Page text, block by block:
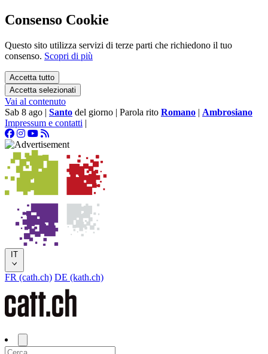
Consenso Cookie
Questo sito utilizza servizi di terze parti che richiedono il tuo
consenso. Scopri di più
Accetta tutto
Accetta selezionati
Vai al contenuto
Sab 8 ago | Santo del giorno | Parola rito Romano | Ambrosiano
Impressum e contatti |
IT
FR (cath.ch) DE (kath.ch)